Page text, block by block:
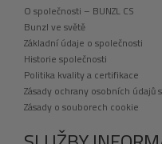
O společnosti – BUNZL CS
Bunzl ve světě
Základní údaje o společnosti
Historie společnosti
Politika kvality a certifikace
Zásady ochrany osobních údajů
Zásady o souborech cookie